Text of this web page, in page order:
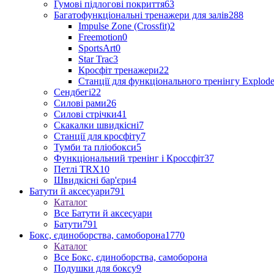
Гумові підлогові покриття63
Багатофункціональні тренажери для залів288
Impulse Zone (Crossfit)2
Freemotion0
SportsArt0
Star Trac3
Кросфіт тренажери22
Станції для функціонального тренінгу Explode
Сендбегі22
Силові рами26
Силові стрічки41
Скакалки швидкісні7
Станції для кросфіту7
Тумби та пліобокси5
Функціональний тренінг і Кроссфіт37
Петлі TRX10
Швидкісні бар'єри4
Батути й аксесуари791
Каталог
Все Батути й аксесуари
Батути791
Бокс, єдиноборства, самоборона1770
Каталог
Все Бокс, єдиноборства, самоборона
Подушки для боксу9